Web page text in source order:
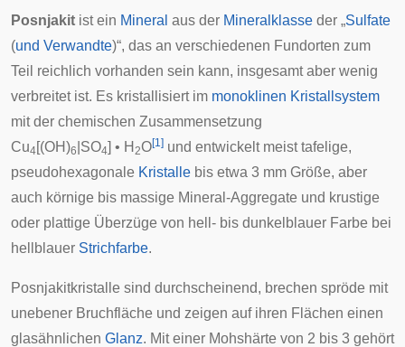
Posnjakit ist ein Mineral aus der Mineralklasse der „Sulfate
(und Verwandte)“, das an verschiedenen Fundorten zum
Teil reichlich vorhanden sein kann, insgesamt aber wenig
verbreitet ist. Es kristallisiert im monoklinen Kristallsystem
mit der chemischen Zusammensetzung
Cu4[(OH)6 |SO4] • H 2O[1] und entwickelt meist tafelige,
pseudohexagonale Kristalle bis etwa 3 mm Größe, aber
auch körnige bis massige Mineral-Aggregate und krustige
oder plattige Überzüge von hell- bis dunkelblauer Farbe bei
hellblauer Strichfarbe.
Posnjakitkristalle sind durchscheinend, brechen spröde mit
unebener Bruchfläche und zeigen auf ihren Flächen einen
glasähnlichen Glanz. Mit einer Mohshärte von 2 bis 3 gehört